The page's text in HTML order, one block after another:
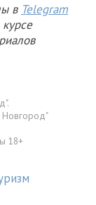
в Telegram
Новгород"
18+